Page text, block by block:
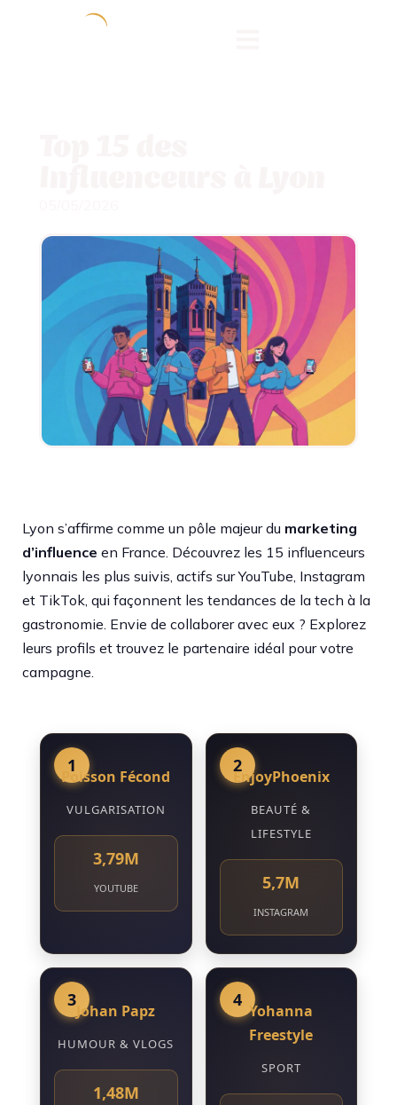
Lyon s’affirme comme un pôle majeur du marketing
d’influence en France. Découvrez les 15 influenceurs
lyonnais les plus suivis, actifs sur YouTube, Instagram
et TikTok, qui façonnent les tendances de la tech à la
gastronomie. Envie de collaborer avec eux ? Explorez
leurs profils et trouvez le partenaire idéal pour votre
campagne.
1
Poisson Fécond
VULGARISATION
3,79M
YOUTUBE
2
EnjoyPhoenix
BEAUTÉ &
LIFESTYLE
5,7M
INSTAGRAM
3
Johan Papz
HUMOUR & VLOGS
1,48M
4
Yohanna
Freestyle
SPORT